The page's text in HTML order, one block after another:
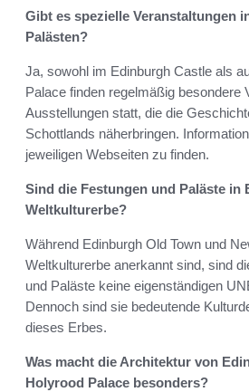
Gibt es spezielle Veranstaltungen
Palästen?
Ja, sowohl im Edinburgh Castle als
Palace finden regelmäßig besondere
Ausstellungen statt, die die
Schottlands näherbringen.
jeweiligen Webseiten zu finden.
Sind die Festungen und Paläste in
Weltkulturerbe?
Während Edinburgh Old Town und
Weltkulturerbe anerkannt sind, sind
und Paläste keine eigenständigen
Dennoch sind sie bedeutende
dieses Erbes.
Was macht die Architektur von
Holyrood Palace besonders?